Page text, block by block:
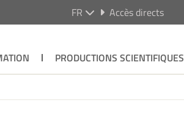
FR Accès directs
PRODUCTIONS SCIENTIFIQUES